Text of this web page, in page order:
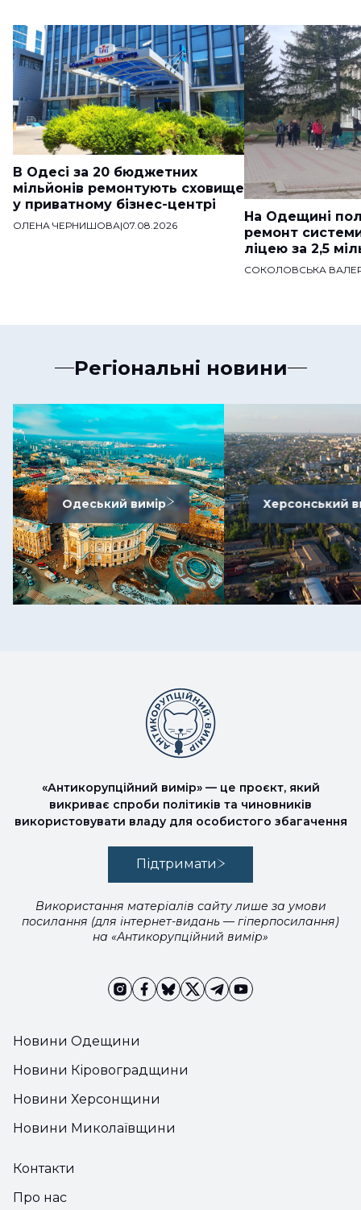
В Одесі за 20 бюджетних
мільйонів ремонтують сховище
у приватному бізнес-центрі
ОЛЕНА ЧЕРНИШОВА|07.08.2026
На Одещині
ремонт
ліцею за 2,5
СОКОЛОВСЬКА
Регіональні новини
Одеський вимір Херсонський
Новини Одещини
Новини Кіровоградщини
Новини Херсонщини
Новини Миколаївщини
«Антикорупційний вимір» — це проєкт, який
викриває спроби політиків та чиновників
використовувати владу для особистого збагачення
Підтримати
Використання матеріалів сайту лише за умови
посилання (для інтернет-видань — гіперпосилання)
на «Антикорупційний вимір»
Контакти
Про нас